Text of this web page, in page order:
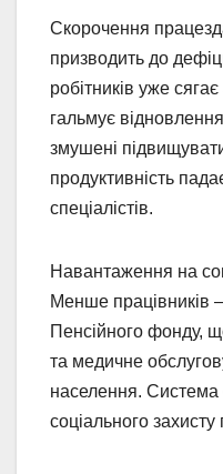
Скорочення
призводить до
робітників уже
гальмує
змушені
продуктивність
спеціалістів.
Навантаження на
Менше працівників
Пенсійного фонду,
та медичне
населення. Система
соціального